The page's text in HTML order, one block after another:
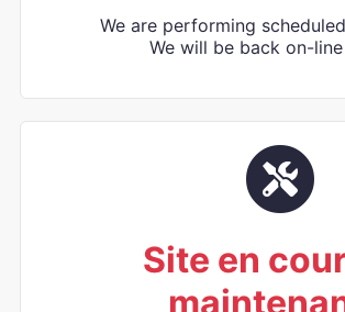
We are performing
We will be back on-
Site en